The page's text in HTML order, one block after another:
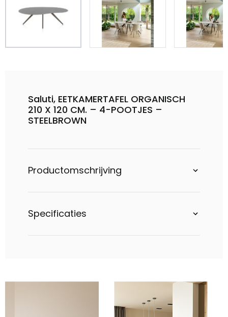
Saluti, EETKAMERTAFEL ORGANISCH
210 X 120 CM. – 4-POOTJES –
STEELBROWN
Productomschrijving
Specificaties